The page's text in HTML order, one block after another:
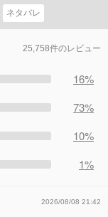
ネタバレ
25,758件のレビュー
16%
73%
10%
1%
2026/08/08 21:42